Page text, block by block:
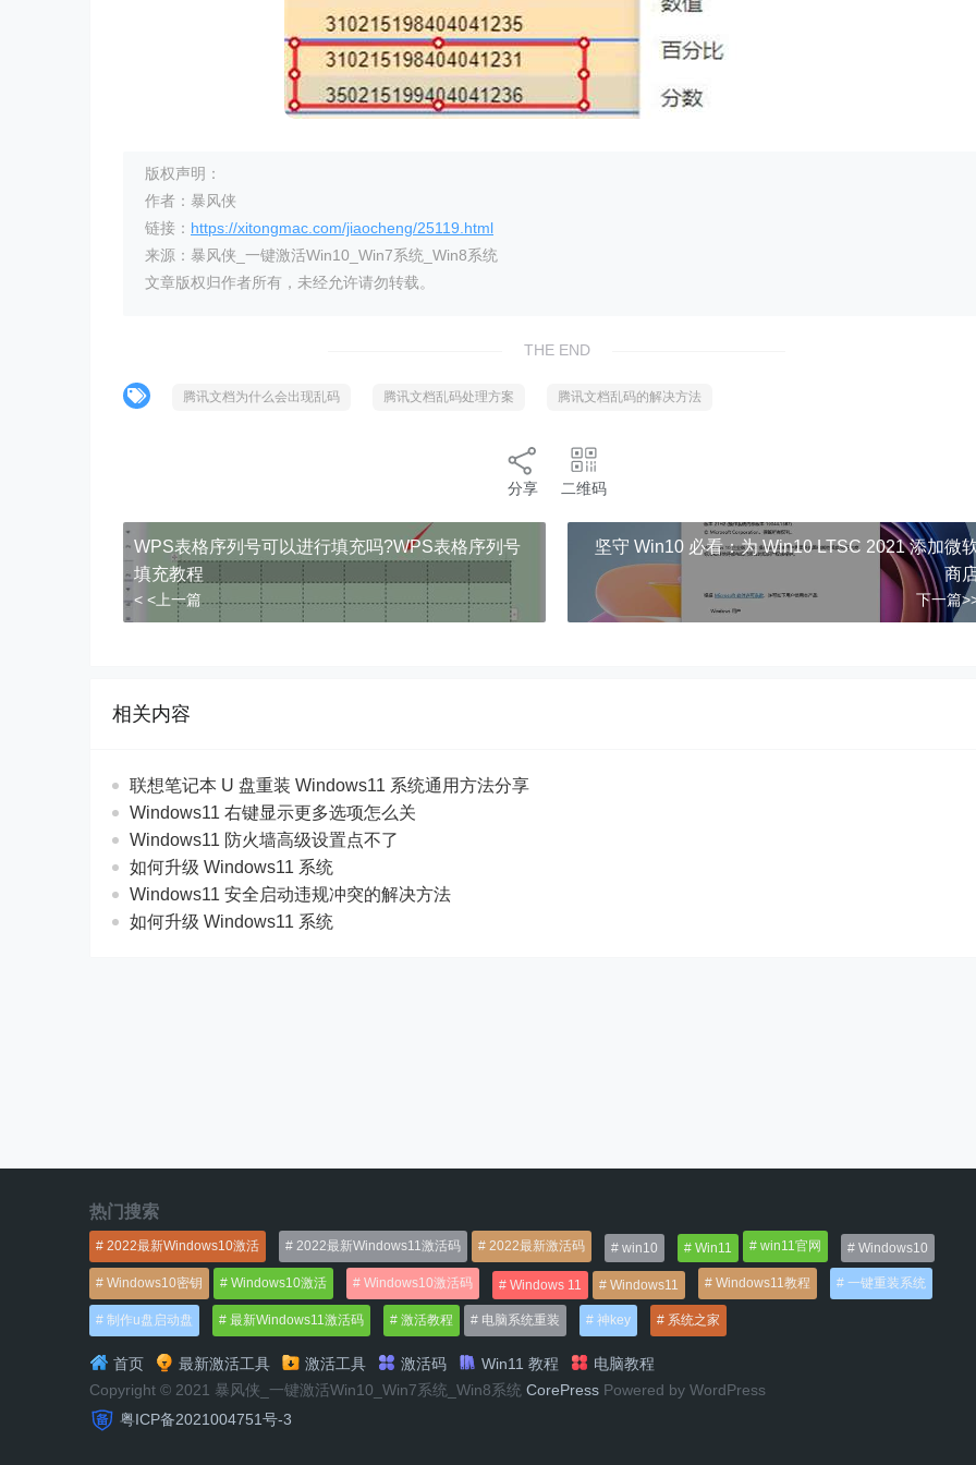
版权声明：
作者：暴风侠
链接： https://xitongmac.com/jiaocheng/25119.html
来源：暴风侠_一键激活Win10_Win7系统_Win8系统
文章版权归作者所有，未经允许请勿转载。
THE END
腾讯文档为什么会出现乱码 腾讯文档乱码处理方案 腾讯文档乱码的解决方法
分享 二维码
WPS表格序列号可以进行填充吗?WPS表格序列号
填充教程
< <上一篇
坚守 Win10 必看：为 Win10 LTSC 2021 添加微
商
下一篇
相关内容
联想笔记本 U 盘重装 Windows11 系统通用方法分享
Windows11 右键显示更多选项怎么关
Windows11 防火墙高级设置点不了
如何升级 Windows11 系统
Windows11 安全启动违规冲突的解决方法
如何升级 Windows11 系统
热门搜索
2022最新Windows10激活 2022最新Windows11激活码 2022最新激活码 win10 Win11 win11官网 Windows10
Windows10密钥 Windows10激活 Windows10激活码 Windows 11 Windows11 Windows11教程 一键重装系统
制作u盘启动盘 最新Windows11激活码 激活教程 电脑系统重装 神key 系统之家
首页 最新激活工具 激活工具 激活码 Win11 教程
电脑教程
Copyright © 2021 暴风侠_一键激活Win10_Win7系统_Win8系统 CorePress Powered by WordPress
粤ICP备2021004751号-3